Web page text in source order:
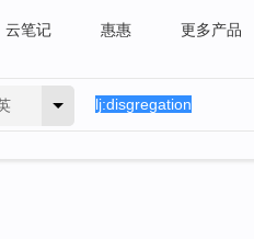
云笔记 惠惠 更多产品